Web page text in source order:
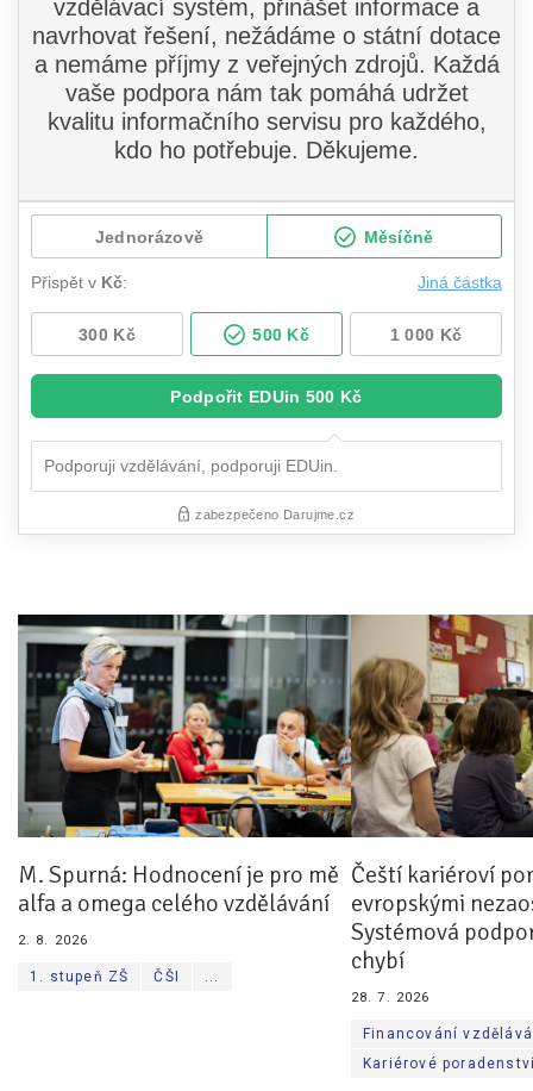
M. Spurná: Hodnocení je pro mě
alfa a omega celého vzdělávání
2. 8. 2026
1. stupeň ZŠ ČŠI ...
Čeští kariéroví
evropskými
Systémová
chybí
28. 7. 2026
Financování
Kariérové